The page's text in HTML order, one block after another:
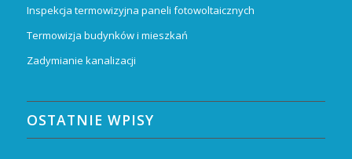
Inspekcja termowizyjna paneli fotowoltaicznych
Termowizja budynków i mieszkań
Zadymianie kanalizacji
OSTATNIE WPISY